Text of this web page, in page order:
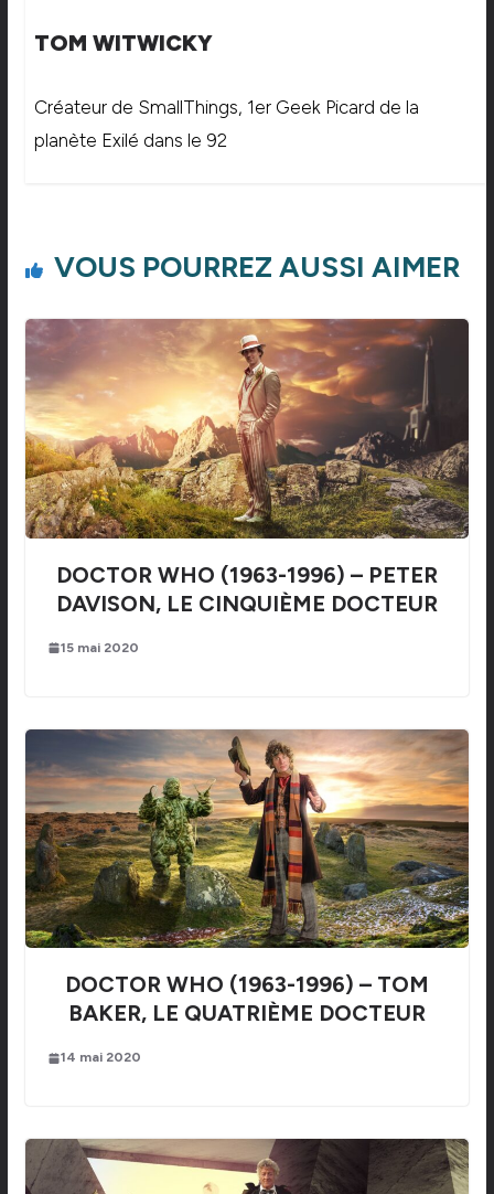
TOM WITWICKY
Créateur de SmallThings, 1er Geek Picard de la
planète Exilé dans le 92
VOUS POURREZ AUSSI AIMER
DOCTOR WHO (1963-1996) – PETER
DAVISON, LE CINQUIÈME DOCTEUR
15 mai 2020
DOCTOR WHO (1963-1996) – TOM
BAKER, LE QUATRIÈME DOCTEUR
14 mai 2020